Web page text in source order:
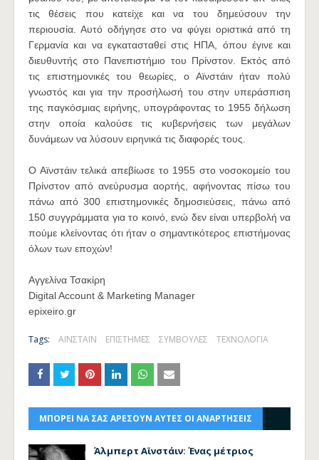
τις θέσεις που κατείχε και να του δημεύσουν την
περιουσία. Αυτό οδήγησε στο να φύγει οριστικά από τη
Γερμανία και να εγκατασταθεί στις ΗΠΑ, όπου έγινε και
διευθυντής στο Πανεπιστήμιο του Πρίνστον. Εκτός από
τις επιστημονικές του θεωρίες, ο Αϊνστάιν ήταν πολύ
γνωστός και για την προσήλωσή του στην υπεράσπιση
της παγκόσμιας ειρήνης, υπογράφοντας το 1955 δήλωση
στην οποία καλούσε τις κυβερνήσεις των μεγάλων
δυνάμεων να λύσουν ειρηνικά τις διαφορές τους.
Ο Αϊνστάιν τελικά απεβίωσε το 1955 στο νοσοκομείο του
Πρίνστον από ανεύρυσμα αορτής, αφήνοντας πίσω του
πάνω από 300 επιστημονικές δημοσιεύσεις, πάνω από
150 συγγράμματα για το κοινό, ενώ δεν είναι υπερβολή να
πούμε κλείνοντας ότι ήταν ο σημαντικότερος επιστήμονας
όλων των εποχών!
Αγγελίνα Τσακίρη
Digital Account & Marketing Manager
epixeiro.gr
Tags: ΑΪΝΣΤΑΪΝ ΕΠΙΣΤΗΜΕΣ ΣΥΜΒΟΥΛΕΣ ΤΕΧΝΟΛΟΓΙΑ
ΜΠΟΡΕΙ ΝΑ ΣΑΣ ΑΡΕΣΟΥΝ ΑΥΤΕΣ ΟΙ ΑΝΑΡΤΗΣΕΙΣ
Άλμπερτ Αϊνστάιν: Ένας μέτριος